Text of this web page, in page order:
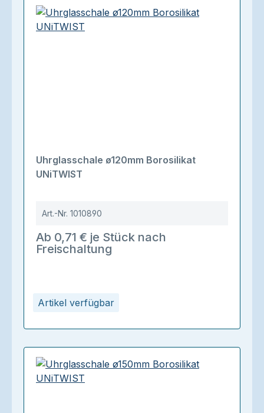
Artikel verfügbar
Uhrglasschale ø120mm Borosilikat
UNiTWIST
Art.-Nr. 1010890
Ab 0,71 € je Stück nach
Freischaltung